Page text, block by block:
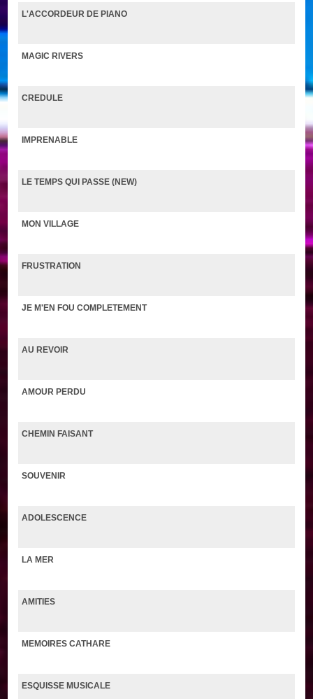
L'ACCORDEUR DE PIANO
MAGIC RIVERS
CREDULE
IMPRENABLE
LE TEMPS QUI PASSE (NEW)
MON VILLAGE
FRUSTRATION
JE M'EN FOU COMPLETEMENT
AU REVOIR
AMOUR PERDU
CHEMIN FAISANT
SOUVENIR
ADOLESCENCE
LA MER
AMITIES
MEMOIRES CATHARE
ESQUISSE MUSICALE